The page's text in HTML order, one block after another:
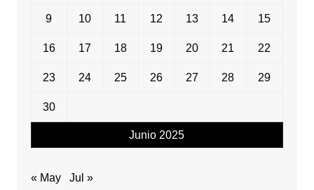
Junio 2025
9 10 11 12 13 14 15
16 17 18 19 20 21 22
23 24 25 26 27 28 29
30
« May Jul »